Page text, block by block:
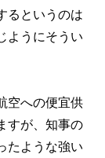
るというのは
ようにそうい
空への便宜供
すが、知事の
たような強い